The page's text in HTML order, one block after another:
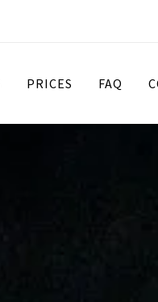
PRICES FAQ